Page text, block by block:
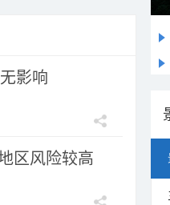
影响
区风险较高